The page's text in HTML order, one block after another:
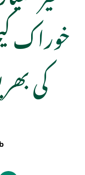
خوراک
کی